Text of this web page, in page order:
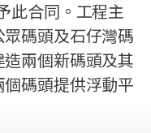
此合同。工程主
碼頭及石仔灣碼
兩個新碼頭及其
碼頭提供浮動平